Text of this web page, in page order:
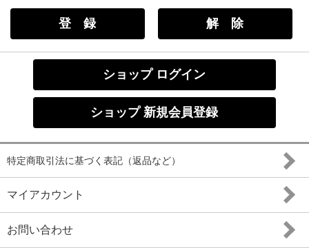
ショップ ログイン
ショップ 新規会員登録
特定商取引法に基づく表記（返品など）
マイアカウント
お問い合わせ